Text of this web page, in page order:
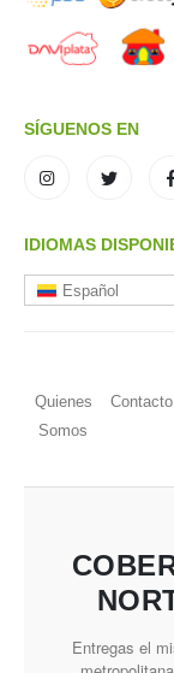
SÍGUENOS EN
IDIOMAS
Español
Quienes
Somos
Contacto
Entregas el